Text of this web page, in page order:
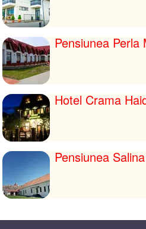
Pensiunea Perla
Hotel Crama
Pensiunea